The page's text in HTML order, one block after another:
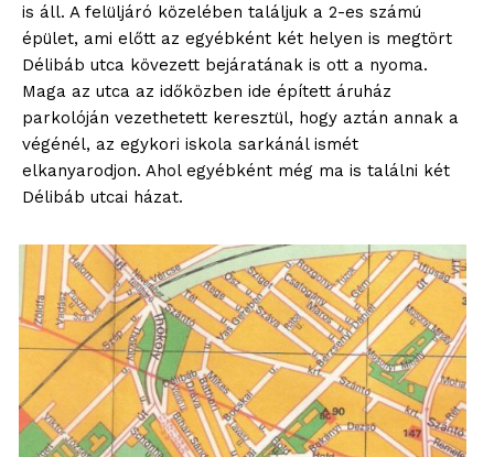
is áll. A felüljáró közelében találjuk a 2-es számú
épület, ami előtt az egyébként két helyen is megtört
Délibáb utca kövezett bejáratának is ott a nyoma.
Maga az utca az időközben ide épített áruház
parkolóján vezethetett keresztül, hogy aztán annak a
végénél, az egykori iskola sarkánál ismét
elkanyarodjon. Ahol egyébként még ma is találni két
Délibáb utcai házat.